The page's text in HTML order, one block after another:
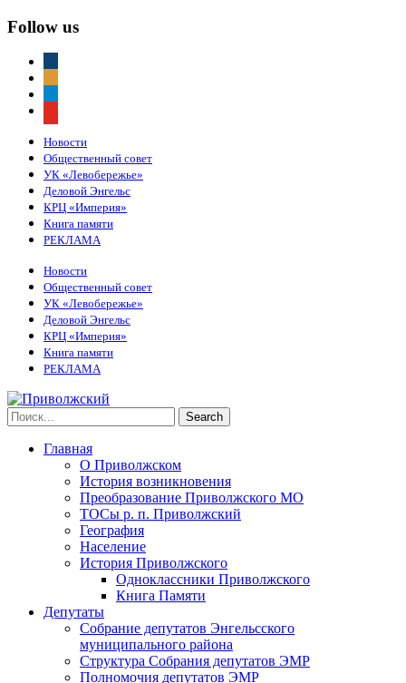
Follow us
Новости
Общественный совет
УК «Левобережье»
Деловой Энгельс
КРЦ «Империя»
Книга памяти
РЕКЛАМА
Новости
Общественный совет
УК «Левобережье»
Деловой Энгельс
КРЦ «Империя»
Книга памяти
РЕКЛАМА
Главная
О Приволжском
История возникновения
Преобразование Приволжского МО
ТОСы р. п. Приволжский
География
Население
История Приволжского
Одноклассники Приволжского
Книга Памяти
Депутаты
Собрание депутатов Энгельсского
муниципального района
Структура Собрания депутатов ЭМР
Полномочия депутатов ЭМР